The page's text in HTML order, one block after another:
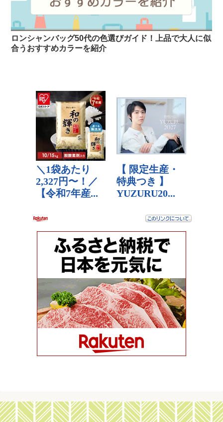
ロンシャンバッグ50代の色選びガイド！上品で大人に似
合うおすすめカラーを紹介